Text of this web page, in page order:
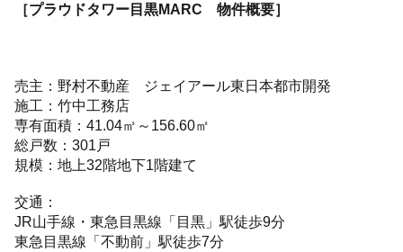
［プラウドタワー目黒MARC 物件概要］
売主：野村不動産 ジェイアール東日本都市開発
施工：竹中工務店
専有面積：41.04㎡～156.60㎡
総戸数：301戸
規模：地上32階地下1階建て
交通：
JR山手線・東急目黒線「目黒」駅徒歩9分
東急目黒線「不動前」駅徒歩7分